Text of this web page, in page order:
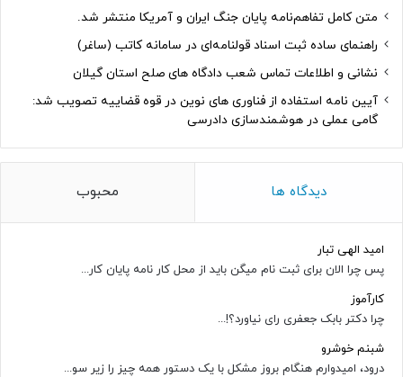
متن کامل تفاهم‌نامه پایان جنگ ایران و آمریکا منتشر شد.
راهنمای ساده ثبت اسناد قولنامه‌ای در سامانه کاتب (ساغر)
نشانی و اطلاعات تماس شعب دادگاه های صلح استان گیلان
آیین نامه استفاده از فناوری های نوین در قوه قضاییه تصویب شد:
گامی عملی در هوشمندسازی دادرسی
دیدگاه ها محبوب
امید الهی تبار
پس چرا الان برای ثبت نام میگن باید از محل کار نامه پایان کار...
کارآموز
چرا دکتر بابک جعفری رای نیاورد؟!...
شبنم خوشرو
درود، امیدوارم هنگام بروز مشکل با یک دستور همه چیز را زیر سو...